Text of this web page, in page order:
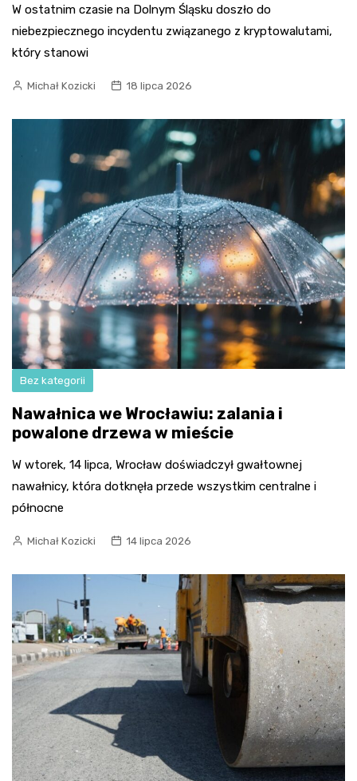
W ostatnim czasie na Dolnym Śląsku doszło do
niebezpiecznego incydentu związanego z kryptowalutami,
który stanowi
Michał Kozicki 18 lipca 2026
Bez kategorii
Nawałnica we Wrocławiu: zalania i
powalone drzewa w mieście
W wtorek, 14 lipca, Wrocław doświadczył gwałtownej
nawałnicy, która dotknęła przede wszystkim centralne i
północne
Michał Kozicki 14 lipca 2026